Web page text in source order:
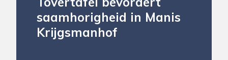
saamhorigheid in Manis
Krijgsmanhof